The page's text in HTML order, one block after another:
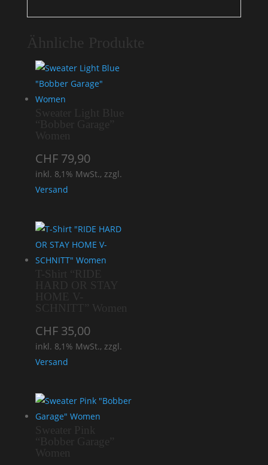
Ähnliche Produkte
Sweater Light Blue
“Bobber Garage”
Women
CHF79,90
inkl. 8,1% MwSt., zzgl.
Versand
T-Shirt “RIDE
HARD OR STAY
HOME V-
SCHNITT” Women
CHF35,00
inkl. 8,1% MwSt., zzgl.
Versand
Sweater Pink
“Bobber Garage”
Women